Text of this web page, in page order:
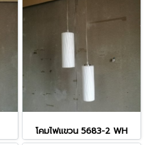
โคมไฟแขวน 5683-2 WH